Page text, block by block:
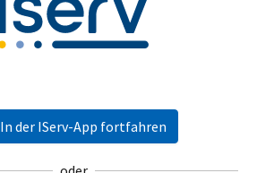
In der IServ-App fortfahren